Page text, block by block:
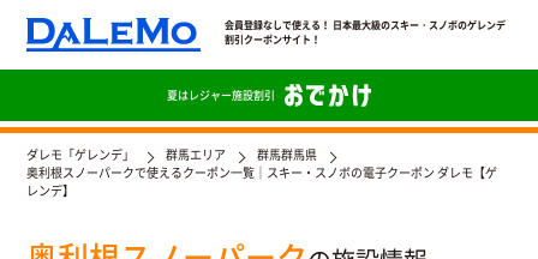
会員登録なしで使える！ 日本最大級のスキー・スノボのゲレンデ
割引クーポンサイト！
夏はレジャー施設割引
ダレモ「ゲレンデ」 群馬エリア
群馬群馬県
奥利根スノーパークで使えるクーポン一覧｜スキー・スノボの電子クーポン ダレモ【ゲ
レンデ】